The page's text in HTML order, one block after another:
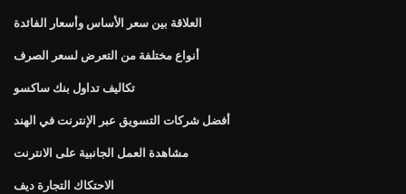
العلاقة بين سعر الأساس وأسعار الفائدة
أنواع مختلفة من التعرض لسعر الصرف
تكاليف تداول بنك ساكسو
أفضل شركات التسويق عبر الإنترنت في الهند
مشاهدة العمل الجانبية على الانترنت
الاحتكاك التجارة ديف